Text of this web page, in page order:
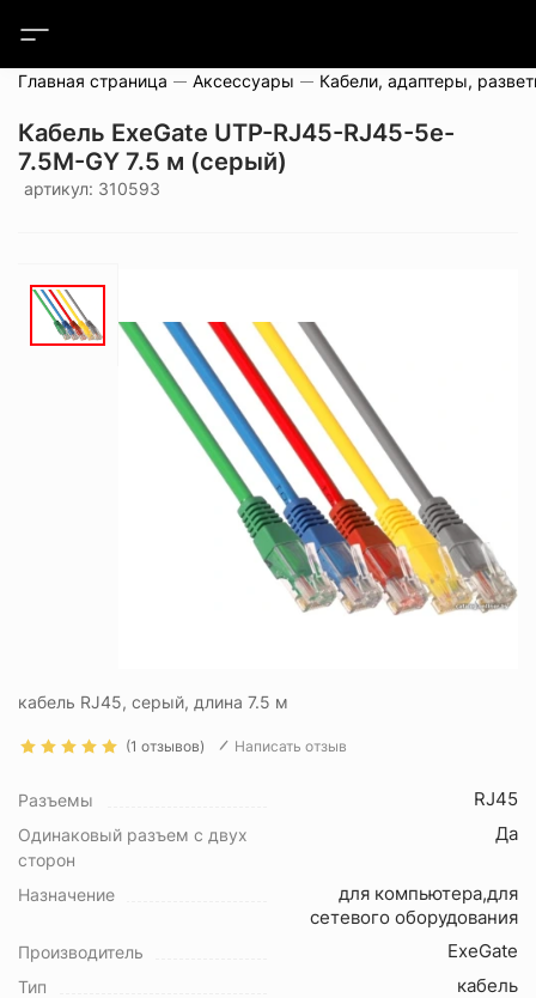
Главная страница Аксессуары Кабели, адаптеры,
Кабель ExeGate UTP-RJ45-RJ45-5e-
7.5M-GY 7.5 м (серый)
артикул: 310593
кабель RJ45, серый, длина 7.5 м
(1 отзывов) Написать отзыв
Разъемы RJ45
Одинаковый разъем с двух
сторон
Да
Назначение
для компьютера,для
сетевого оборудования
Производитель ExeGate
Тип кабель